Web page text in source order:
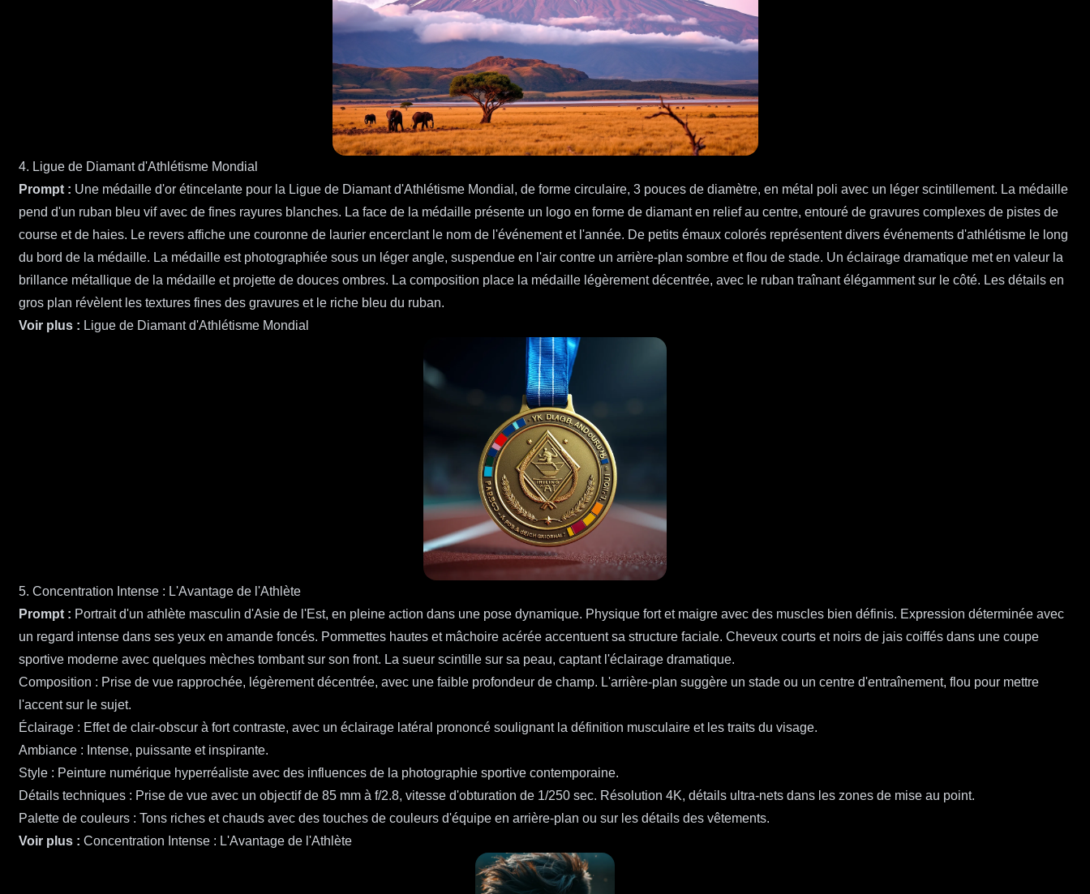
4. Ligue de Diamant d'Athlétisme Mondial
Prompt : Une médaille d'or étincelante pour la Ligue de Diamant d'Athlétisme Mondial, de forme circulaire, 3 pouces de diamètre, en métal poli avec un léger scintillement. La médaille
pend d'un ruban bleu vif avec de fines rayures blanches. La face de la médaille présente un logo en forme de diamant en relief au centre, entouré de gravures complexes de pistes de
course et de haies. Le revers affiche une couronne de laurier encerclant le nom de l'événement et l'année. De petits émaux colorés représentent divers événements d'athlétisme le long
du bord de la médaille. La médaille est photographiée sous un léger angle, suspendue en l'air contre un arrière-plan sombre et flou de stade. Un éclairage dramatique met en valeur la
brillance métallique de la médaille et projette de douces ombres. La composition place la médaille légèrement décentrée, avec le ruban traînant élégamment sur le côté. Les détails en
gros plan révèlent les textures fines des gravures et le riche bleu du ruban.
Voir plus : Ligue de Diamant d'Athlétisme Mondial
5. Concentration Intense : L'Avantage de l'Athlète
Prompt : Portrait d'un athlète masculin d'Asie de l'Est, en pleine action dans une pose dynamique. Physique fort et maigre avec des muscles bien définis. Expression déterminée avec
un regard intense dans ses yeux en amande foncés. Pommettes hautes et mâchoire acérée accentuent sa structure faciale. Cheveux courts et noirs de jais coiffés dans une coupe
sportive moderne avec quelques mèches tombant sur son front. La sueur scintille sur sa peau, captant l'éclairage dramatique.
Composition : Prise de vue rapprochée, légèrement décentrée, avec une faible profondeur de champ. L'arrière-plan suggère un stade ou un centre d'entraînement, flou pour mettre
l'accent sur le sujet.
Éclairage : Effet de clair-obscur à fort contraste, avec un éclairage latéral prononcé soulignant la définition musculaire et les traits du visage.
Ambiance : Intense, puissante et inspirante.
Style : Peinture numérique hyperréaliste avec des influences de la photographie sportive contemporaine.
Détails techniques : Prise de vue avec un objectif de 85 mm à f/2.8, vitesse d'obturation de 1/250 sec. Résolution 4K, détails ultra-nets dans les zones de mise au point.
Palette de couleurs : Tons riches et chauds avec des touches de couleurs d'équipe en arrière-plan ou sur les détails des vêtements.
Voir plus : Concentration Intense : L'Avantage de l'Athlète